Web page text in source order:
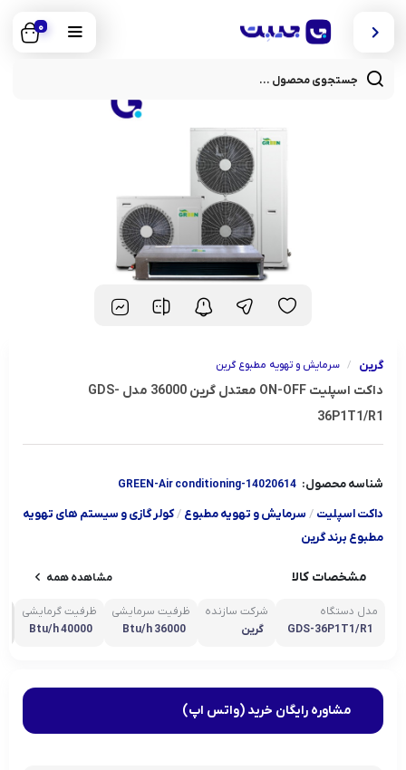
0
گرین / سرمایش و تهویه مطبوع گرین
داکت اسپلیت ON-OFF معتدل گرین 36000 مدل GDS-
36P1T1/R1
شناسه محصول: GREEN-Air conditioning-14020614
داکت اسپلیت / سرمایش و تهویه مطبوع /کولر گازی و سیستم های تهویه
مطبوع برند گرین
مشخصات کالا مشاهده همه
مدل دستگاه
GDS-36P1T1/R1
شرکت سازنده
گرین
ظرفیت سرمایشی
36000 Btu/h
ظرفیت گرمایشی
40000 Btu/h
مشاوره رایگان خرید (واتس اپ)